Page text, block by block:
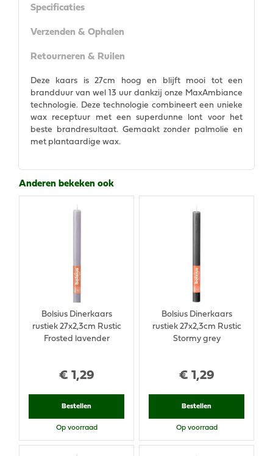
Specificaties
Verzenden & Ophalen
Retourneren & Ruilen
Deze kaars is 27cm hoog en blijft mooi tot een
brandduur van wel 13 uur dankzij onze MaxAmbiance
technologie. Deze technologie combineert een unieke
wax receptuur met een superdunne lont voor het
beste brandresultaat. Gemaakt zonder palmolie en
met plantaardige wax.
Anderen bekeken ook
€ 1 ,29
Bolsius Dinerkaars
rustiek 27x2,3cm Rustic
Frosted lavender
Bestellen
Op voorraad
€ 1 ,29
Bolsius Dinerkaars
rustiek 27x2,3cm Rustic
Stormy grey
Bestellen
Op voorraad